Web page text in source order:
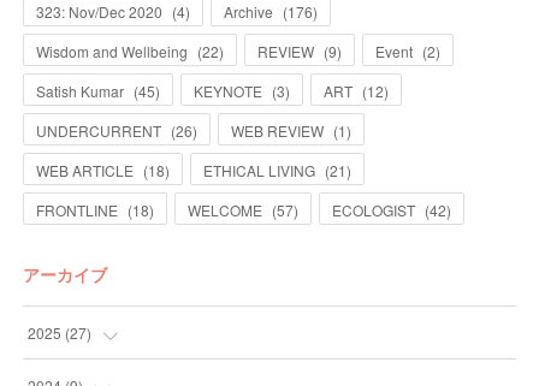
323: Nov/Dec 2020 (4) Archive (176)
Wisdom and Wellbeing (22) REVIEW (9) Event (2)
Satish Kumar (45) KEYNOTE (3) ART (12)
UNDERCURRENT (26) WEB REVIEW (1)
WEB ARTICLE (18) ETHICAL LIVING (21)
FRONTLINE (18) WELCOME (57) ECOLOGIST (42)
アーカイブ
2025 (27)